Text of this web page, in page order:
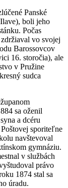
Panské
boli jeho
Počas
vo svojej
Barossovcov
16. storočia), ale
v Pružine
sudca
sa oženil
a dcéru
sporiteľne
navštevoval
gymnáziu.
v službách
právo
1874 stal sa
úradu.